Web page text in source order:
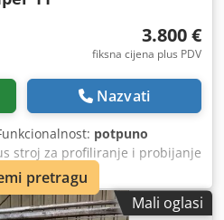
3.800 €
fiksna cijena plus PDV
Nazvati
potpuno
stroj za profiliranje i probijanje
vrlo dobro očuvan Snaga
udarce za probijanje rupa
Mali oglasi
pretragu